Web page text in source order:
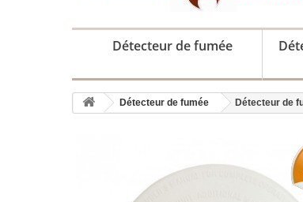
Détecteur de fumée
Détecteur de fumée Détecteur de